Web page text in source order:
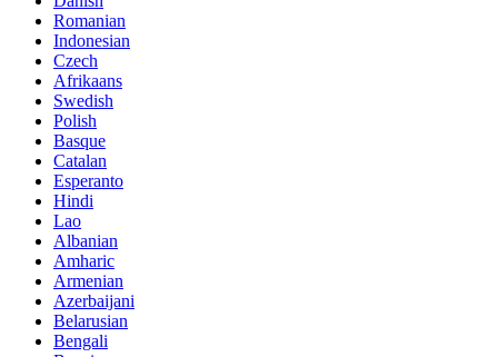
Romanian
Indonesian
Czech
Afrikaans
Swedish
Polish
Basque
Catalan
Esperanto
Hindi
Lao
Albanian
Amharic
Armenian
Azerbaijani
Belarusian
Bengali